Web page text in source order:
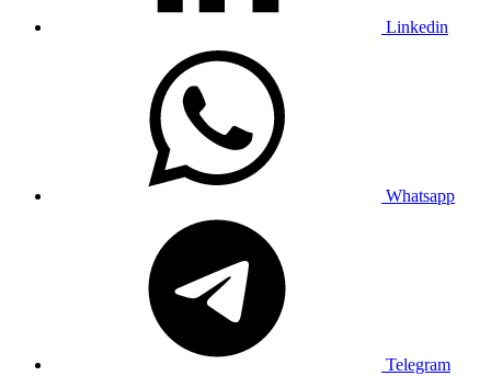
Linkedin
Whatsapp
Telegram